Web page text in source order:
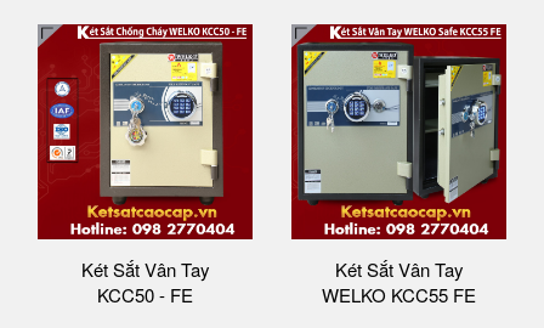
Két Sắt Vân Tay
KCC50 - FE
Két Sắt Vân Tay
WELKO KCC55 FE